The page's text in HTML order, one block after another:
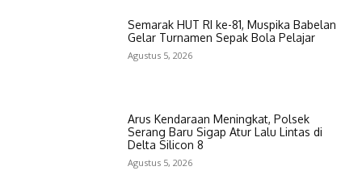
Semarak HUT RI ke-81, Muspika Babelan
Gelar Turnamen Sepak Bola Pelajar
Agustus 5, 2026
Arus Kendaraan Meningkat, Polsek
Serang Baru Sigap Atur Lalu Lintas di
Delta Silicon 8
Agustus 5, 2026